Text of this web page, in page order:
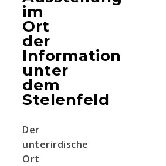
im
Ort
der
Information
unter
dem
Stelenfeld
Der
unterirdische
Ort